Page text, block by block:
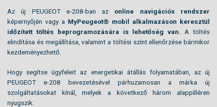
Az új PEUGEOT e-208-ban az online navigációs rendszer
képernyőjén vagy a MyPeugeot® mobil alkalmazáson keresztül
időzített töltés beprogramozására is lehetőség van. A töltés
elindítása és megállítása, valamint a töltési szint ellenőrzése bármikor
kezdeményezhető.
Hogy segítse ügyfeleit az energetikai átállás folyamatában, az új
PEUGEOT e-208 bevezetésével párhuzamosan a márka új
szolgáltatásokat kínál, melyek a következő három alappilléren
nyugszik: